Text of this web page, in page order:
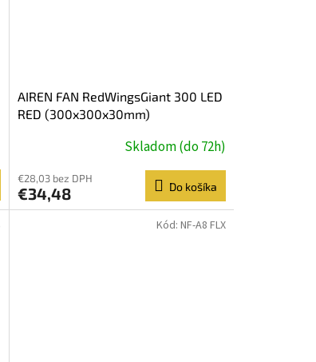
AIREN FAN RedWingsGiant 300 LED
RED (300x300x30mm)
Skladom (do 72h)
€28,03 bez DPH
€34,48 Do košíka
Kód: NF-A8 FLX